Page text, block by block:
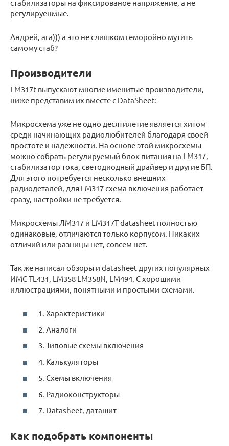
стабилизаторы на фиксированое напряжение, а не
регулируенмые.
Андрей, ага))) а это не слишком геморойно мутить
самому стаб?
Производители
LM317t выпускают многие именитые производители,
ниже представим их вместе с DataSheet:
Микросхема уже не одно десятилетие является хитом
среди начинающих радиолюбителей благодаря своей
простоте и надежности. На основе этой микросхемы
можно собрать регулируемый блок питания на LM317,
стабилизатор тока, светодиодный драйвер и другие БП.
Для этого потребуется несколько внешних
радиодеталей, для LM317 схема включения работает
сразу, настройки не требуется.
Микросхемы ЛМ317 и LM317T datasheet полностью
одинаковые, отличаются только корпусом. Никаких
отличий или разницы нет, совсем нет.
Так же написал обзоры и datasheet других популярных
ИМС TL431, LM358 LM358N, LM494. C хорошими
иллюстрациями, понятными и простыми схемами.
1. Характеристики
2. Аналоги
3. Типовые схемы включения
4. Калькуляторы
5. Схемы включения
6. Радиоконструкторы
7. Datasheet, даташит
Как подобрать компоненты